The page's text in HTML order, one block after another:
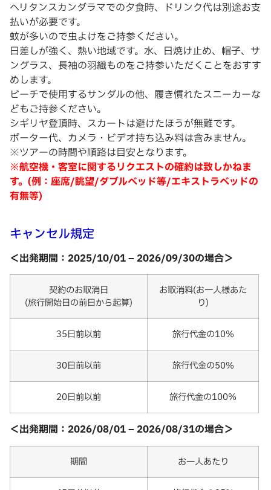
ヘリタンスカンダラマでの夕食時、ドリンク代は別途お支
払いが必要です。
蚊が多いので虫よけをご持参ください。
日差しが強く、熱い地域です。水、日焼け止め、帽子、サ
ングラス、長袖の羽織ものをご持参いただくことをおすす
めします。
ビーチで使用するサンダルの他、履き慣れたスニーカーな
どもご持参ください。
シギリヤ登頂時、スカートは避けたほうが無難です。
ポーター代、カメラ・ビデオ持ち込み料は含みません。
※ツアーの時間や順路は目安となります。
※航空機・客室に関するリクエストの確約は致しかねま
す。(例：座席/眺望/ダブルベッド等/エキストラベッドの
有無等)
キャンセル規定
＜出発期間：2025/10/01 – 2026/09/30の場合＞
契約のお取消日
(旅行開始日の前日から起算)
お取消料(お一人様あた
り)
35日前以前 旅行代金の10%
30日前以前 旅行代金の50%
20日前以前 旅行代金の100%
＜出発期間：2026/08/01 – 2026/08/31の場合＞
期間 お一人あたり